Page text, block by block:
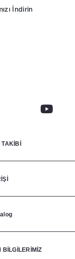
İndirin
BİLGİLERİMİZ